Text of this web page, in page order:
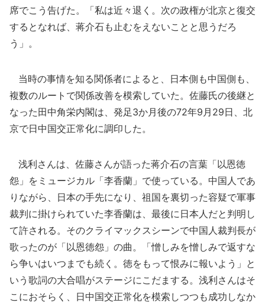
席でこう告げた。「私は近々退く。次の政権が北京と復交
するとなれば、蒋介石も止むをえないことと思うだろ
う」。
当時の事情を知る関係者によると、日本側も中国側も、
複数のルートで関係改善を模索していた。佐藤氏の後継と
なった田中角栄内閣は、発足3か月後の72年9月29日、北
京で日中国交正常化に調印した。
浅利さんは、佐藤さんが語った蒋介石の言葉「以恩徳
怨」をミュージカル「李香蘭」で使っている。中国人であ
りながら、日本の手先になり、祖国を裏切った容疑で軍事
裁判に掛けられていた李香蘭は、最後に日本人だと判明し
て許される。そのクライマックスシーンで中国人裁判長が
歌ったのが「以恩徳怨」の曲。「憎しみを憎しみで返すな
ら争いはいつまでも続く。徳をもって恨みに報いよう」と
いう歌詞の大合唱がステージにこだまする。浅利さんはそ
こにおそらく、日中国交正常化を模索しつつも成功しなか